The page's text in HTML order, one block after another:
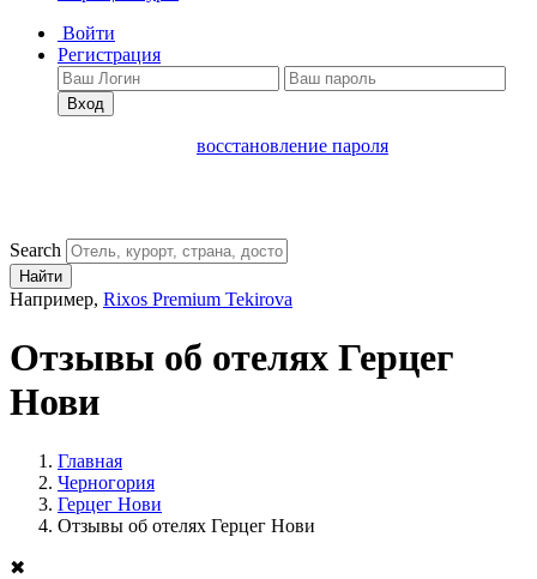
Войти
Регистрация
Вход
восстановление пароля
Search
Найти
Например, Rixos Premium Tekirova
Отзывы об отелях Герцег
Нови
Главная
Черногория
Герцег Нови
Отзывы об отелях Герцег Нови
✖